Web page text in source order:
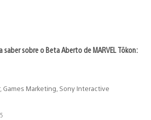
saber sobre o Beta Aberto de MARVEL Tōkon:
Games Marketing, Sony Interactive
5